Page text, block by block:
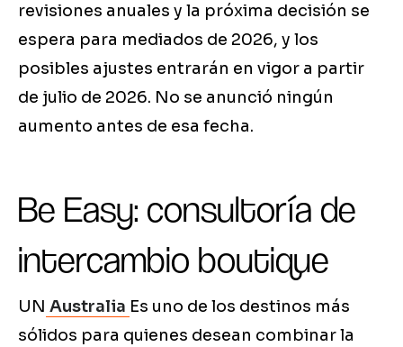
revisiones anuales y la próxima decisión se
espera para mediados de 2026, y los
posibles ajustes entrarán en vigor a partir
de julio de 2026. No se anunció ningún
aumento antes de esa fecha.
Be Easy: consultoría de
intercambio boutique
UN Australia Es uno de los destinos más
sólidos para quienes desean combinar la